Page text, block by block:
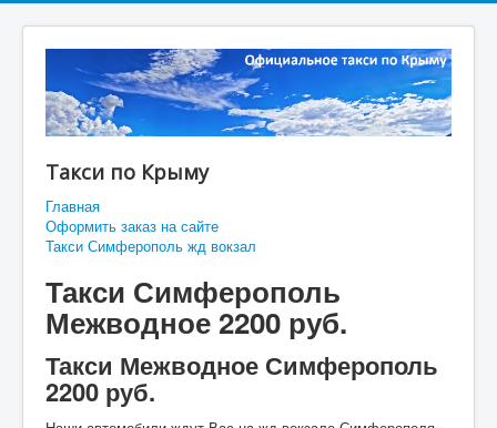
Такси по Крыму
Главная
Оформить заказ на сайте
Такси Симферополь жд вокзал
Такси Симферополь
Межводное 2200 руб.
Такси Межводное Симферополь
2200 руб.